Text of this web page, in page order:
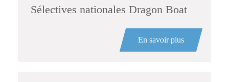
Sélectives nationales Dragon Boat
En savoir plus